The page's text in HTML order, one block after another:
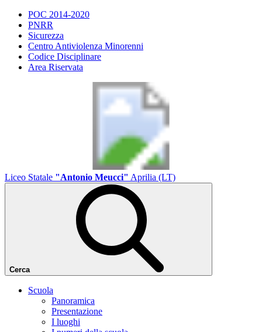
POC 2014-2020
PNRR
Sicurezza
Centro Antiviolenza Minorenni
Codice Disciplinare
Area Riservata
Liceo Statale "Antonio Meucci" Aprilia (LT)
Cerca
Scuola
Panoramica
Presentazione
I luoghi